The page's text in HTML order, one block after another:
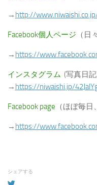
→ http://
Facebook個人ページ （日
→ https://
インスタグラム (写真日記
→ https://niwaishi.jp/
Facebook page （ほぼ毎
→ https://
シェアする